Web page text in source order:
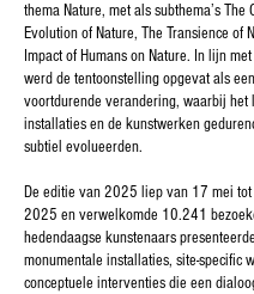
thema Nature, met als subthema’s The
Evolution of Nature, The Transience of
Impact of Humans on Nature. In lijn
werd de tentoonstelling opgevat als
voortdurende verandering, waarbij het
installaties en de kunstwerken
subtiel evolueerden.
De editie van 2025 liep van 17 mei
2025 en verwelkomde 10.241
hedendaagse kunstenaars
monumentale installaties, site-specific
conceptuele interventies die een